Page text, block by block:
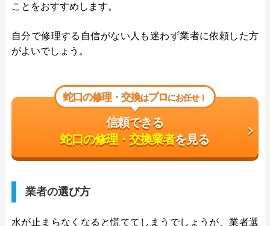
ことをおすすめします。
自分で修理する自信がない人も迷わず業者に依頼した方
がよいでしょう。
蛇口の修理・交換はプロにお任せ！
信頼できる
蛇口の修理・交換業者を見る
業者の選び方
水が止まらなくなると慌ててしまうでしょうが、業者選